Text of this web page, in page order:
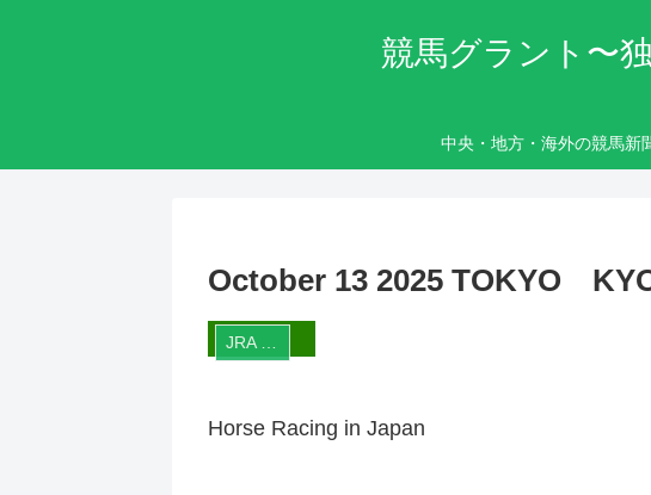
競馬グラント〜
中央・地方・海外の競馬新
October 13 2025 TOKYO
JRA Race Card
Horse Racing in Japan